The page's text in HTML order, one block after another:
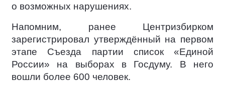
о возможных нарушениях.
Напомним, ранее Центризбирком
зарегистрировал утверждённый на первом
этапе Съезда партии список «Единой
России» на выборах в Госдуму. В него
вошли более 600 человек.